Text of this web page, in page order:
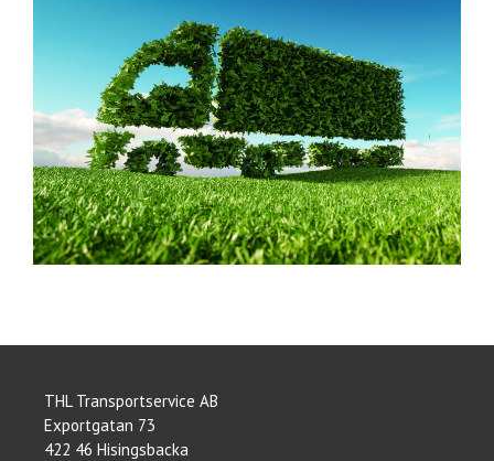
THL Transportservice AB
Exportgatan 73
422 46 Hisingsbacka